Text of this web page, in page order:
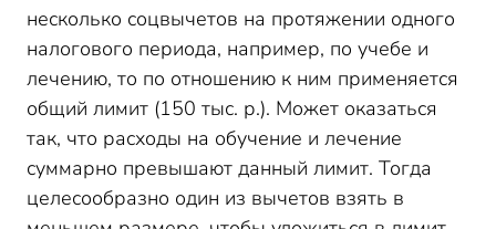
несколько соцвычетов на протяжении одного
налогового периода, например, по учебе и
лечению, то по отношению к ним применяется
общий лимит (150 тыс. р.). Может оказаться
так, что расходы на обучение и лечение
суммарно превышают данный лимит. Тогда
целесообразно один из вычетов взять в